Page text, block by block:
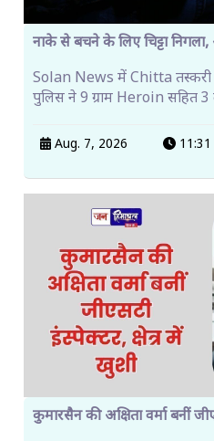
नाके से बचने के लिए चिट्टा निगला,
Solan News में Chitta तस्करी
पुलिस ने 9 ग्राम Heroin सहित
Aug. 7, 2026 11:31
कुमारसैन की अक्षिता वर्मा बनीं